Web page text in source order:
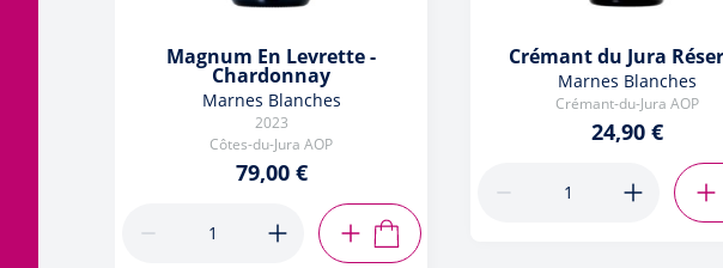
Magnum En Levrette -
Chardonnay
Marnes Blanches
2023
Côtes-du-Jura AOP
79,00 €
AJOUTER AU PANIER
Crémant du Jura
Marnes Blanches
Crémant-du-Jura AOP
24,90 €